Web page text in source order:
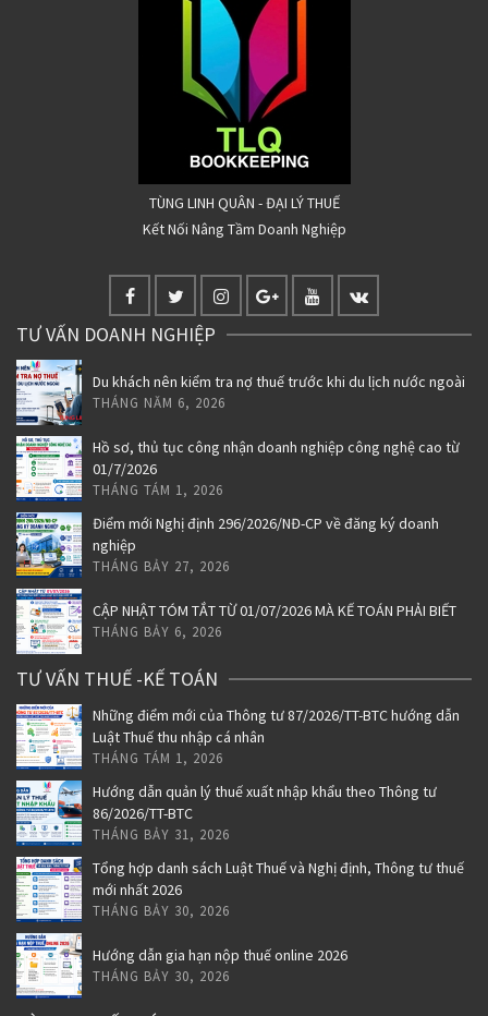
TÙNG LINH QUÂN - ĐẠI LÝ THUẾ
Kết Nối Nâng Tầm Doanh Nghiệp
TƯ VẤN DOANH NGHIỆP
Du khách nên kiểm tra nợ thuế trước khi du lịch nước ngoài
THÁNG NĂM 6, 2026
Hồ sơ, thủ tục công nhận doanh nghiệp công nghệ cao từ
01/7/2026
THÁNG TÁM 1, 2026
Điểm mới Nghị định 296/2026/NĐ-CP về đăng ký doanh
nghiệp
THÁNG BẢY 27, 2026
CẬP NHẬT TÓM TẮT TỪ 01/07/2026 MÀ KẾ TOÁN PHẢI BIẾT
THÁNG BẢY 6, 2026
TƯ VẤN THUẾ -KẾ TOÁN
Những điểm mới của Thông tư 87/2026/TT-BTC hướng dẫn
Luật Thuế thu nhập cá nhân
THÁNG TÁM 1, 2026
Hướng dẫn quản lý thuế xuất nhập khẩu theo Thông tư
86/2026/TT-BTC
THÁNG BẢY 31, 2026
Tổng hợp danh sách Luật Thuế và Nghị định, Thông tư thuế
mới nhất 2026
THÁNG BẢY 30, 2026
Hướng dẫn gia hạn nộp thuế online 2026
THÁNG BẢY 30, 2026